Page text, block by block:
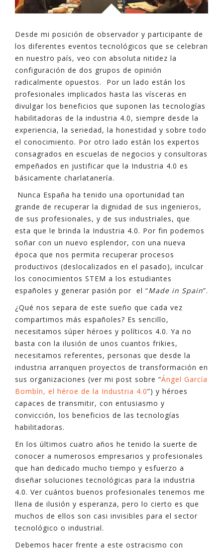
Desde mi posición de observador y participante de
los diferentes eventos tecnológicos que se celebran
en nuestro país, veo con absoluta nitidez la
configuración de dos grupos de opinión
radicalmente opuestos. Por un lado están los
profesionales implicados hasta las vísceras en
divulgar los beneficios que suponen las tecnologías
habilitadoras de la industria 4.0, siempre desde la
experiencia, la seriedad, la honestidad y sobre todo
el conocimiento. Por otro lado están los expertos
consagrados en escuelas de negocios y consultoras
empeñados en justificar que la Industria 4.0 es
básicamente charlatanería.
Nunca España ha tenido una oportunidad tan
grande de recuperar la dignidad de sus ingenieros,
de sus profesionales, y de sus industriales, que
esta que le brinda la Industria 4.0. Por fin podemos
soñar con un nuevo esplendor, con una nueva
época que nos permita recuperar procesos
productivos (deslocalizados en el pasado), inculcar
los conocimientos STEM a los estudiantes
españoles y generar pasión por el “Made in Spain”.
¿Qué nos separa de este sueño que cada vez
compartimos más españoles? Es sencillo,
necesitamos súper héroes y políticos 4.0. Ya no
basta con la ilusión de unos cuantos frikies,
necesitamos referentes, personas que desde la
industria arranquen proyectos de transformación en
sus organizaciones (ver mi post sobre “Ángel García
Bombín, el héroe de la Industria 4.0”) y héroes
capaces de transmitir, con entusiasmo y
convicción, los beneficios de las tecnologías
habilitadoras.
En los últimos cuatro años he tenido la suerte de
conocer a numerosos empresarios y profesionales
que han dedicado mucho tiempo y esfuerzo a
diseñar soluciones tecnológicas para la industria
4.0. Ver cuántos buenos profesionales tenemos me
llena de ilusión y esperanza, pero lo cierto es que
muchos de ellos son casi invisibles para el sector
tecnológico o industrial.
Debemos hacer frente a este ostracismo con